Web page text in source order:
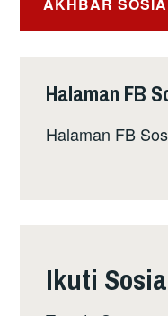
Halaman FB
Halaman FB
Ikuti